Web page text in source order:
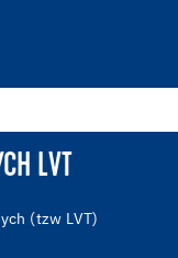
LVT
(tzw LVT)